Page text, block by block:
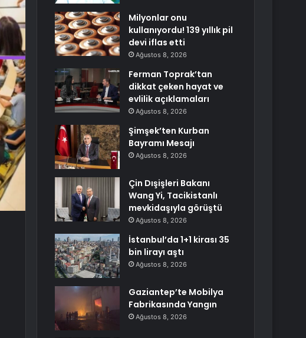
Milyonlar onu
kullanıyordu! 139 yıllık pil
devi iflas etti
Ağustos 8, 2026
Ferman Toprak’tan
dikkat çeken hayat ve
evlilik açıklamaları
Ağustos 8, 2026
Şimşek’ten Kurban
Bayramı Mesajı
Ağustos 8, 2026
Çin Dışişleri Bakanı
Wang Yi, Tacikistanlı
mevkidaşıyla görüştü
Ağustos 8, 2026
İstanbul’da 1+1 kirası 35
bin lirayı aştı
Ağustos 8, 2026
Gaziantep’te Mobilya
Fabrikasında Yangın
Ağustos 8, 2026